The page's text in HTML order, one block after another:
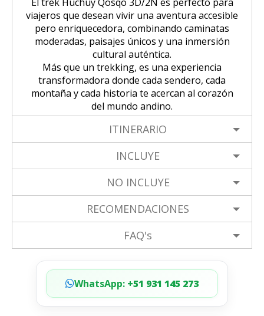
viajeros que desean vivir una aventura accesible
pero enriquecedora, combinando caminatas
moderadas, paisajes únicos y una inmersión
cultural auténtica.
Más que un trekking, es una experiencia
transformadora donde cada sendero, cada
montaña y cada historia te acercan al corazón
del mundo andino.
ITINERARIO
INCLUYE
NO INCLUYE
RECOMENDACIONES
FAQ's
WhatsApp:+51 931 145 273